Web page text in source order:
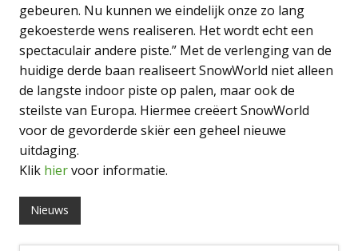
gebeuren. Nu kunnen we eindelijk onze zo lang
gekoesterde wens realiseren. Het wordt echt een
spectaculair andere piste.” Met de verlenging van de
huidige derde baan realiseert SnowWorld niet alleen
de langste indoor piste op palen, maar ook de
steilste van Europa. Hiermee creëert SnowWorld
voor de gevorderde skiër een geheel nieuwe
uitdaging.
Klik hiervoor informatie.
Nieuws